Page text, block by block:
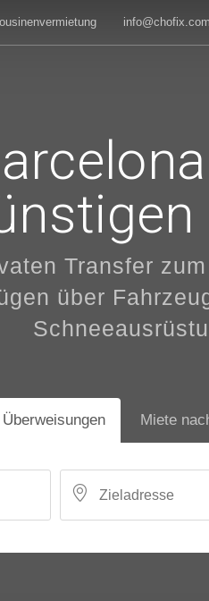
info@chofix.com
Transfer
über
Überweisungen Miete